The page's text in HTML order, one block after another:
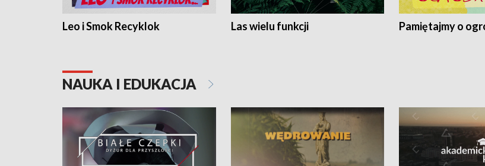
Leo i Smok Recyklok Las wielu funkcji Pamiętajmy o
NAUKA I EDUKACJA